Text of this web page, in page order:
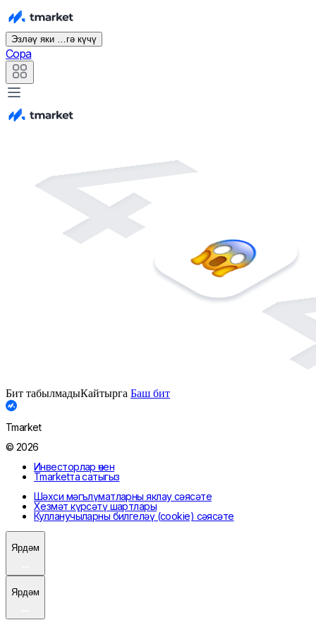
Эзләү яки …гә күчү
Сора
Бит табылмадыКайтырга Баш бит
Tmarket
© 2026
Инвесторлар өчен
Tmarketта сатыгыз
Шәхси мәгълүматларны яклау сәясәте
Хезмәт күрсәтү шартлары
Кулланучыларны билгеләү (cookie) сәясәте
Ярдәм
Ярдәм